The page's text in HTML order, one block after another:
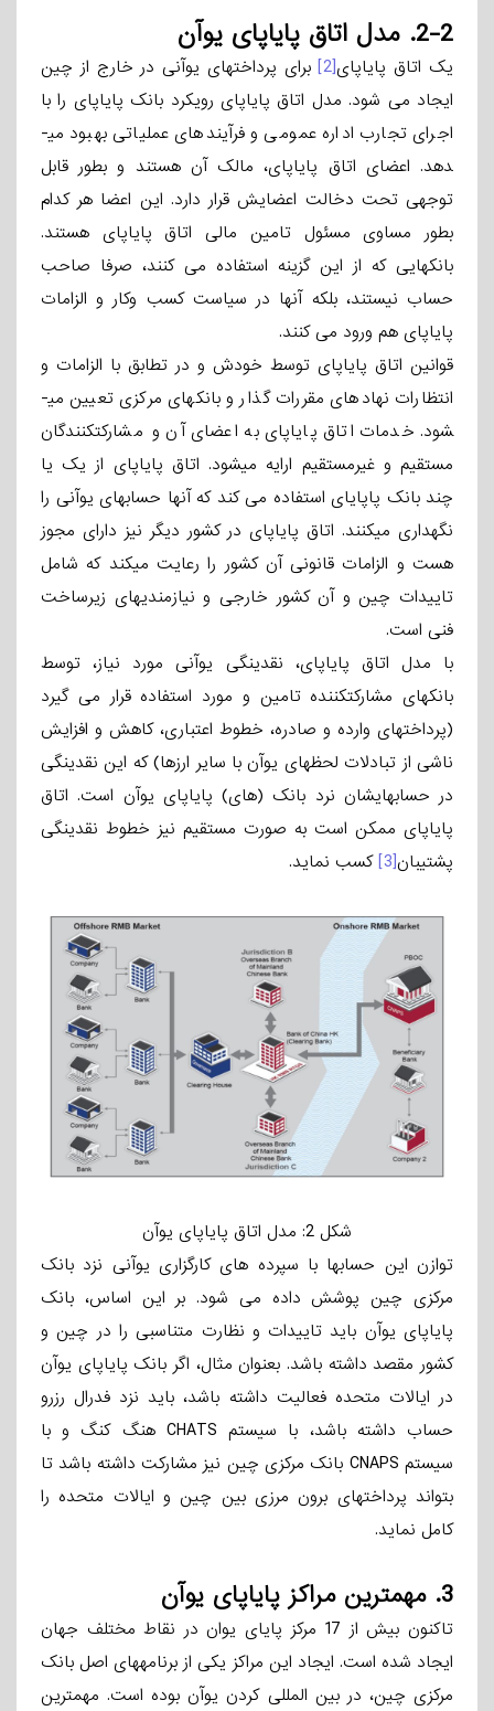
2-2. مدل اتاق پایاپای یوآن
یک اتاق پایاپای[2] برای پرداختهای یوآنی در خارج از چین
ایجاد می­ شود. مدل اتاق پایاپای رویکرد بانک پایاپای را با
اجرای تجارب اداره عمومی و فرآیندهای عملیاتی بهبود می­
دهد. اعضای اتاق پایاپای، مالک آن هستند و بطور قابل
توجهی تحت دخالت اعضایش قرار دارد. این اعضا هر کدام
بطور مساوی مسئول تامین مالی اتاق پایاپای هستند.
بانکهایی که از این گزینه استفاده می­ کنند، صرفا صاحب
حساب نیستند، بلکه آنها در سیاست کسب­ وکار و الزامات
پایاپای هم ورود می­ کنند.
قوانین اتاق پایاپای توسط خودش و در تطابق با الزامات و
انتظارات نهادهای مقررات گذار و بانکهای مرکزی تعیین می­
شود. خدمات اتاق پایاپای به اعضای آن و مشارکت­کنندگان
مستقیم و غیرمستقیم ارایه می­شود. اتاق پایاپای از یک یا
چند بانک پاپایای استفاده می­ کند که آنها حسابهای یوآنی را
نگهداری می­کنند. اتاق پایاپای در کشور دیگر نیز دارای مجوز
هست و الزامات قانونی آن کشور را رعایت می­کند که شامل
تاییدات چین و آن کشور خارجی و نیازمندیهای زیرساخت
فنی است.
با مدل اتاق پایاپای، نقدینگی یوآنی مورد نیاز، توسط
بانکهای مشارکت­کننده تامین و مورد استفاده قرار می­ گیرد
(پرداختهای وارده و صادره، خطوط اعتباری، کاهش و افزایش
ناشی از تبادلات لحظه­ای یوآن با سایر ارزها) که این نقدینگی
در حسابهایشان نرد بانک (های) پایاپای یوآن است. اتاق
پایاپای ممکن است به صورت مستقیم نیز خطوط نقدینگی
پشتیبان[3] کسب نماید.
شکل 2: مدل اتاق پایاپای یوآن
توازن این حسابها با سپرده ­های کارگزاری یوآنی نزد بانک
مرکزی چین پوشش داده می­ شود. بر این اساس، بانک
پایاپای یوآن باید تاییدات و نظارت متناسبی را در چین و
کشور مقصد داشته باشد. بعنوان مثال، اگر بانک پایاپای یوآن
در ایالات متحده فعالیت داشته باشد، باید نزد فدرال رزرو
حساب داشته باشد، با سیستم CHATS هنگ­ کنگ و با
سیستم CNAPS بانک مرکزی چین نیز مشارکت داشته باشد تا
بتواند پرداختهای برون ­مرزی بین چین و ایالات متحده را
کامل نماید.
3. مهمترین مراکز پایاپای یوآن
تاکنون بیش از 17 مرکز پایای یوان در نقاط مختلف جهان
ایجاد شده است. ایجاد این مراکز یکی از برنامه­های اصل بانک
مرکزی چین، در بین ­المللی کردن یوآن بوده است. مهمترین